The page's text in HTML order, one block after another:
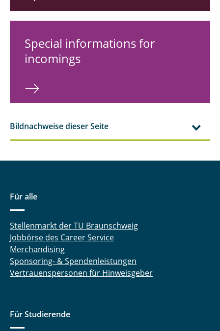
Special informations for
incomings
Bildnachweise dieser Seite
Für alle
Stellenmarkt der TU Braunschweig
Jobbörse des Career Service
Merchandising
Sponsoring- & Spendenleistungen
Vertrauenspersonen für Hinweisgeber
Für Studierende